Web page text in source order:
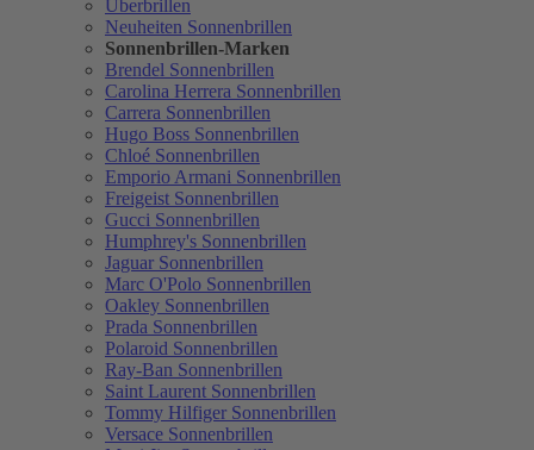
Überbrillen
Neuheiten Sonnenbrillen
Sonnenbrillen-Marken
Brendel Sonnenbrillen
Carolina Herrera Sonnenbrillen
Carrera Sonnenbrillen
Hugo Boss Sonnenbrillen
Chloé Sonnenbrillen
Emporio Armani Sonnenbrillen
Freigeist Sonnenbrillen
Gucci Sonnenbrillen
Humphrey's Sonnenbrillen
Jaguar Sonnenbrillen
Marc O'Polo Sonnenbrillen
Oakley Sonnenbrillen
Prada Sonnenbrillen
Polaroid Sonnenbrillen
Ray-Ban Sonnenbrillen
Saint Laurent Sonnenbrillen
Tommy Hilfiger Sonnenbrillen
Versace Sonnenbrillen